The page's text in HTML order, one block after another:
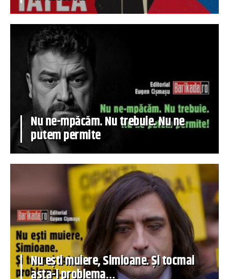
Nu ne-mpăcăm. Nu trebuie. Nu ne
putem permite
Nu ești muiere, Simioane. Și tocmai
asta-i problema…